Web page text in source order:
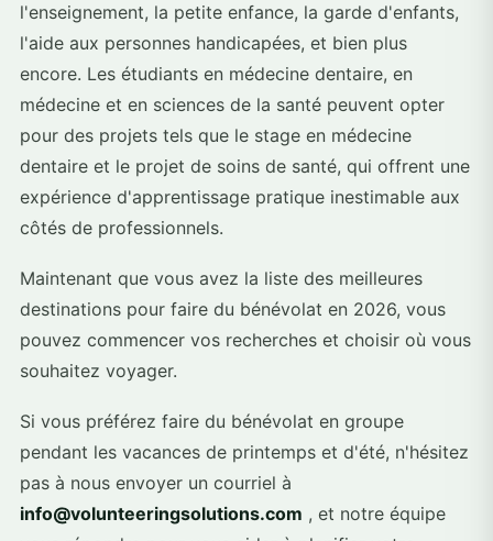
l'enseignement, la petite enfance, la garde d'enfants,
l'aide aux personnes handicapées, et bien plus
encore. Les étudiants en médecine dentaire, en
médecine et en sciences de la santé peuvent opter
pour des projets tels que le stage en médecine
dentaire et le projet de soins de santé, qui offrent une
expérience d'apprentissage pratique inestimable aux
côtés de professionnels.
Maintenant que vous avez la liste des meilleures
destinations pour faire du bénévolat en 2026, vous
pouvez commencer vos recherches et choisir où vous
souhaitez voyager.
Si vous préférez faire du bénévolat en groupe
pendant les vacances de printemps et d'été, n'hésitez
pas à nous envoyer un courriel à
info@volunteeringsolutions.com , et notre équipe